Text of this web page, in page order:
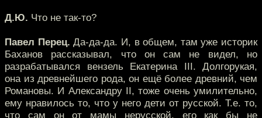
Д.Ю. Что не так-то?
Павел Перец. Да-да-да. И, в общем, там уже историк
Баханов рассказывал, что он сам не видел, но
разрабатывался вензель Екатерина III. Долгорукая,
она из древнейшего рода, он ещё более древний, чем
Романовы. И Александру II, тоже очень умилительно,
ему нравилось то, что у него дети от русской. Т.е. то,
что сам он от мамы нерусской, его как бы не